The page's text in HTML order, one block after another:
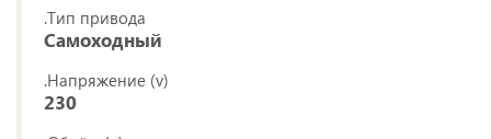
.Тип привода
Самоходный
.Напряжение (v)
230